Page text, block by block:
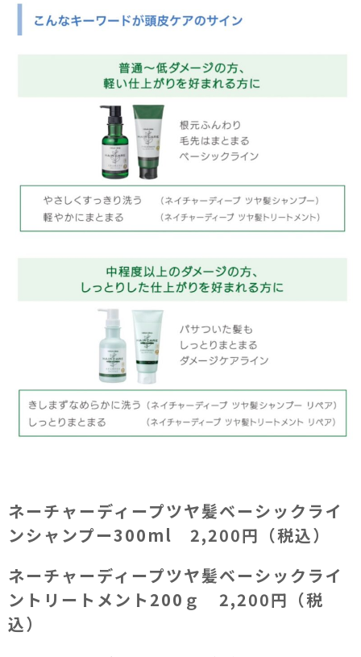
ネーチャーディープツヤ髪ベーシックライ
ンシャンプー300ml 2,200円（税込）
ネーチャーディープツヤ髪ベーシックライ
ントリートメント200ｇ 2,200円（税
込）